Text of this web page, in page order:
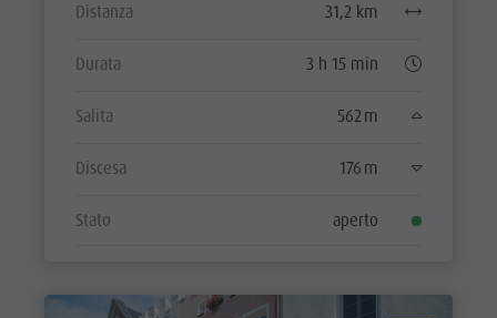
Distanza 31,2 km
Durata 3 h 15 min
Salita 562 m
Discesa 176 m
Stato aperto